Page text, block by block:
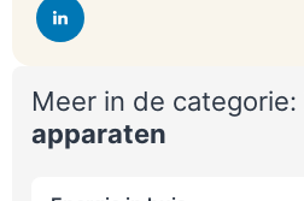
Meer in de categorie:
apparaten